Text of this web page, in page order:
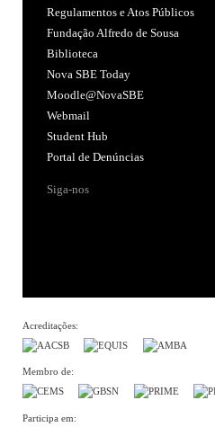
Regulamentos e Atos Públicos
Fundação Alfredo de Sousa
Biblioteca
Nova SBE Today
Moodle@NovaSBE
Webmail
Student Hub
Portal de Denúncias
Siga-nos
Acreditações:
Membro de:
Participa em: